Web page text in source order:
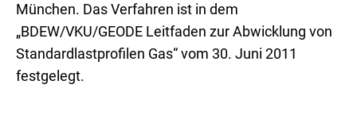
München. Das Verfahren ist in dem
„BDEW/VKU/GEODE Leitfaden zur Abwicklung von
Standardlastprofilen Gas“ vom 30. Juni 2011
festgelegt.